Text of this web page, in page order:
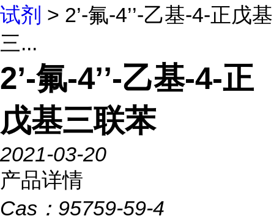
试剂 > 2’-氟-4’’-乙基-4-正戊基
三...
2’-氟-4’’-乙基-4-正
戊基三联苯
2021-03-20
产品详情
Cas： 95759-59-4